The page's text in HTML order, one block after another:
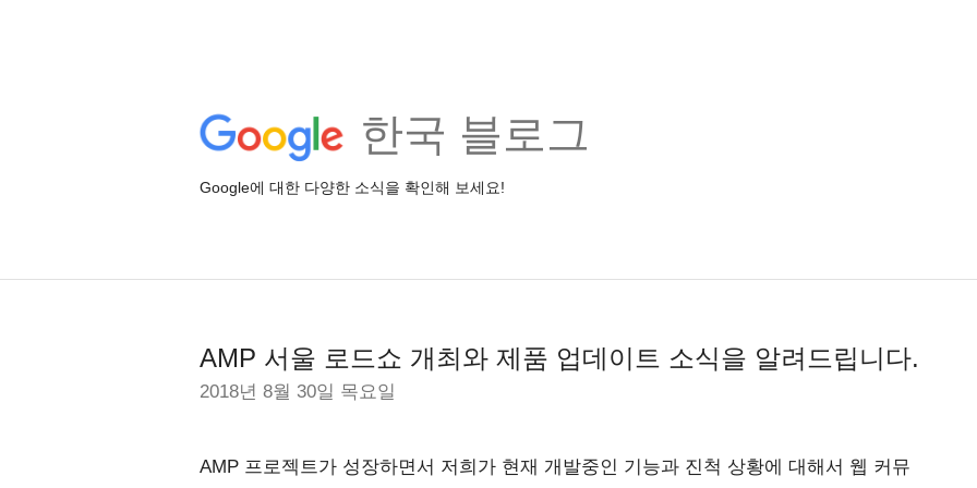
한국 블로그
Google에 대한 다양한 소식을 확인해 보세요!
AMP 서울 로드쇼 개최와 제품 업데이트 소식을 알려드립니다.
2018년 8월 30일 목요일
AMP 프로젝트가 성장하면서 저희가 현재 개발중인 기능과 진척 상황에 대해서 웹 커뮤